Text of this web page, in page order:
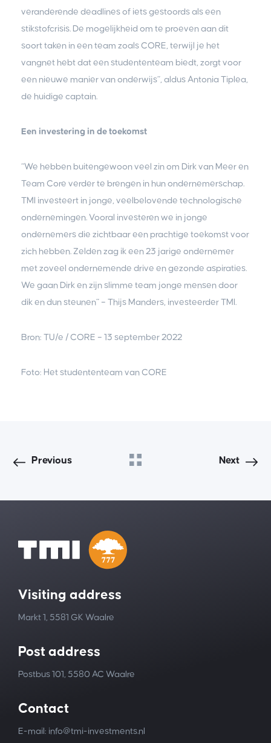
veranderende deadlines of iets gestoords als een
stikstofcrisis. De mogelijkheid om te proeven aan dit
soort taken in een team zoals CORE, terwijl je het
vangnet hebt dat een studententeam biedt, zorgt voor
een nieuwe manier van onderwijs”, aldus Antonia Tiplea,
de huidige captain.
Een investering in de toekomst
“We hebben buitengewoon veel zin om Dirk van Meer en
Team Core verder te brengen in hun ondernemerschap.
TMI investeert in jonge, veelbelovende technologische
ondernemingen. Vooral investeren we in jonge
ondernemers die zichtbaar een prachtige toekomst voor
zich hebben. Zelden zag ik een 23 jarige ondernemer
met zoveel ondernemende drive en gezonde aspiraties.
We gaan Dirk en zijn slimme team jonge mensen door
dik en dun steunen” – Thijs Manders, investeerder TMI.
Bron: TU/e / CORE – 13 september 2022
Foto: Het studententeam van CORE
Previous Next
Visiting address
Markt 1, 5581 GK Waalre
Post address
Postbus 101, 5580 AC Waalre
Contact
E-mail: info@tmi-investments.nl